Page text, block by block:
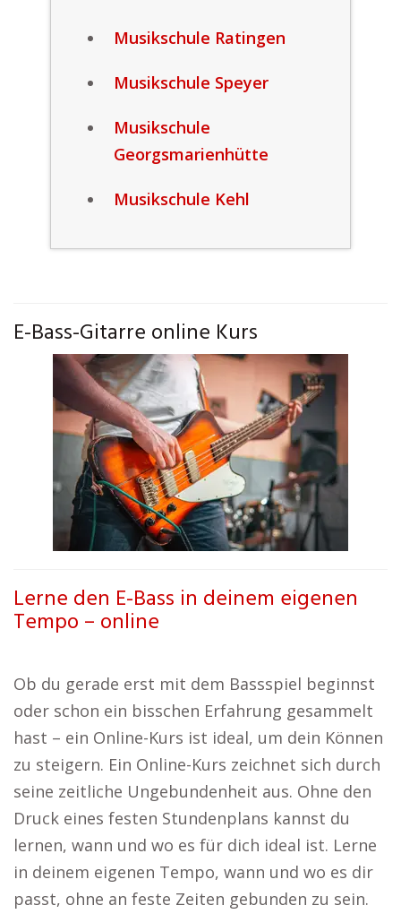
Musikschule Ratingen
Musikschule Speyer
Musikschule
Georgsmarienhütte
Musikschule Kehl
E-Bass-Gitarre online Kurs
Lerne den E-Bass in deinem eigenen
Tempo – online
Ob du gerade erst mit dem Bassspiel beginnst
oder schon ein bisschen Erfahrung gesammelt
hast – ein Online-Kurs ist ideal, um dein Können
zu steigern. Ein Online-Kurs zeichnet sich durch
seine zeitliche Ungebundenheit aus. Ohne den
Druck eines festen Stundenplans kannst du
lernen, wann und wo es für dich ideal ist. Lerne
in deinem eigenen Tempo, wann und wo es dir
passt, ohne an feste Zeiten gebunden zu sein.